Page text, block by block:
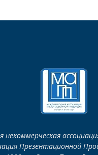
некоммерческая
Презентационной